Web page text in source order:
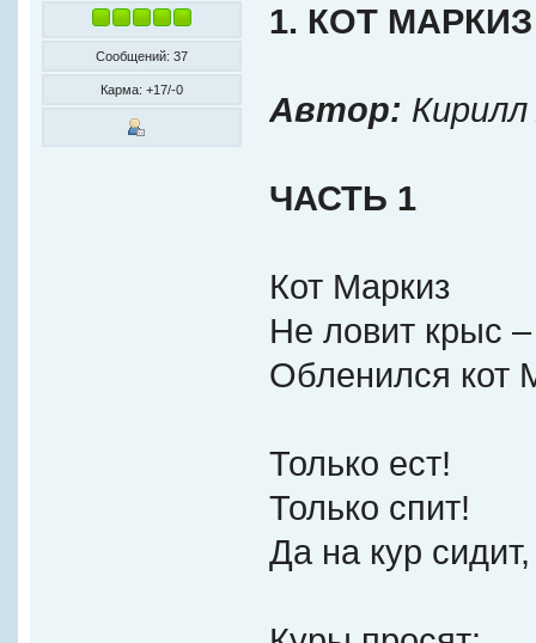
Сообщений: 37
Карма: +17/-0
1. КОТ МАРКИЗ
Автор:
ЧАСТЬ 1
Кот Маркиз
Не ловит крыс –
Обленился кот
Только ест!
Только спит!
Да на кур сидит,